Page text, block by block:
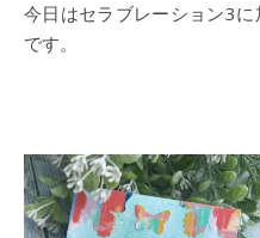
今日はセラブレーション3
です。